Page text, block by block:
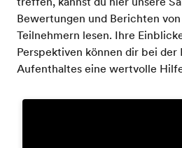
Bewertungen und Berichten
Teilnehmern lesen. Ihre
Perspektiven können dir bei der
Aufenthaltes eine wertvolle